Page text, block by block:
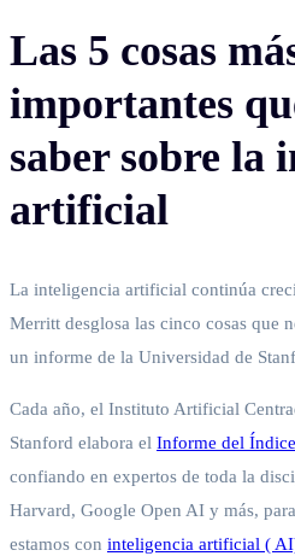
Las 5 cosas
importantes
saber sobre la
artificial
La inteligencia artificial continúa
Merritt desglosa las cinco cosas que
un informe de la Universidad de
Cada año, el Instituto Artificial
Stanford elabora el Informe del
confiando en expertos de toda la
Harvard, Google Open AI y más,
estamos con inteligencia artificial (